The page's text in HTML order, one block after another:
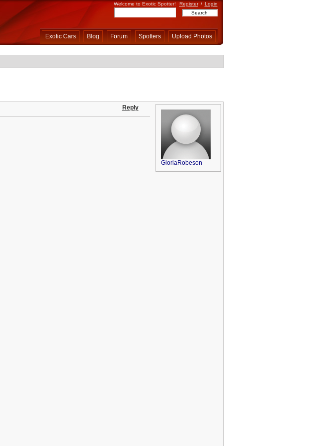
Welcome to Exotic Spotter! Register / Login
Exotic Cars Blog Forum Spotters Upload Photos
Reply
GloriaRobeson